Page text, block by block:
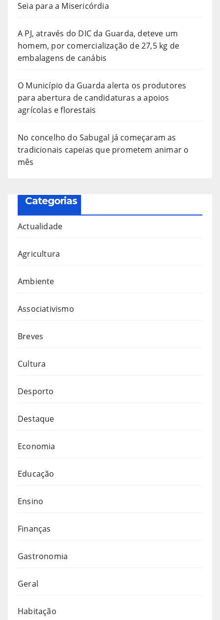
Seia para a Misericórdia
A PJ, através do DIC da Guarda, deteve um
homem, por comercialização de 27,5 kg de
embalagens de canábis
O Município da Guarda alerta os produtores
para abertura de candidaturas a apoios
agrícolas e florestais
No concelho do Sabugal já começaram as
tradicionais capeias que prometem animar o
mês
Categorias
Actualidade
Agricultura
Ambiente
Associativismo
Breves
Cultura
Desporto
Destaque
Economia
Educação
Ensino
Finanças
Gastronomia
Geral
Habitação